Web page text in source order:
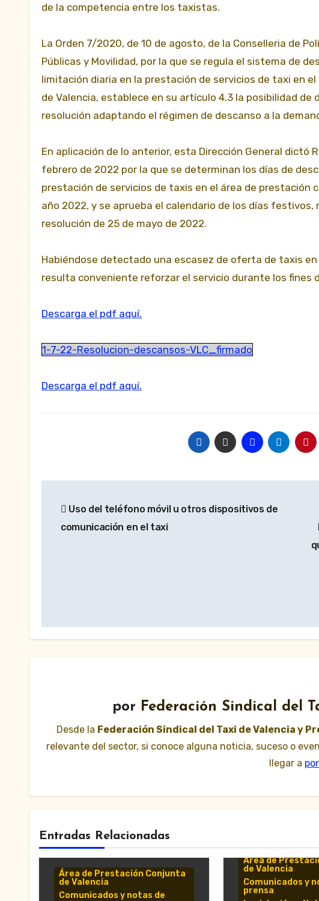
de la competencia entre los taxistas.
La Orden 7/2020, de 10 de agosto, de la Conselleria de
Públicas y Movilidad, por la que se regula el sistema de
limitación diaria en la prestación de servicios de taxi en
de Valencia, establece en su artículo 4.3 la posibilidad
resolución adaptando el régimen de descanso a la
En aplicación de lo anterior, esta Dirección General dictó
febrero de 2022 por la que se determinan los días de
prestación de servicios de taxis en el área de prestación
año 2022, y se aprueba el calendario de los días festivos,
resolución de 25 de mayo de 2022.
Habiéndose detectado una escasez de oferta de taxis
resulta conveniente reforzar el servicio durante los fines
Descarga el pdf aquí.
1-7-22-Resolucion-descansos-VLC_firmado
Descarga el pdf aquí.
de Uso del teléfono móvil u otros dispositivos de
comunicación en el taxi
por Federación Sindical del
Desde la Federación Sindical del Taxi de Valencia y
relevante del sector, si conoce alguna noticia, suceso o
llegar a
Entradas Relacionadas
Área de Prestación Conjunta
de Valencia
Comunicados y notas de
Área de
de Valencia
Comunicados y
prensa